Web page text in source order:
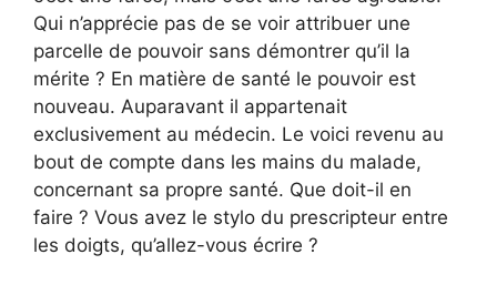
Qui n’apprécie pas de se voir attribuer une
parcelle de pouvoir sans démontrer qu’il la
mérite ? En matière de santé le pouvoir est
nouveau. Auparavant il appartenait
exclusivement au médecin. Le voici revenu au
bout de compte dans les mains du malade,
concernant sa propre santé. Que doit-il en
faire ? Vous avez le stylo du prescripteur entre
les doigts, qu’allez-vous écrire ?